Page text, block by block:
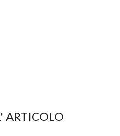
ARTICOLO